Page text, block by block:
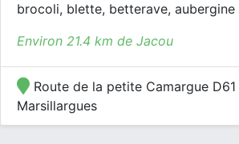
brocoli, blette, betterave, aubergine
Environ 21.4 km de Jacou
Route de la petite Camargue
Marsillargues